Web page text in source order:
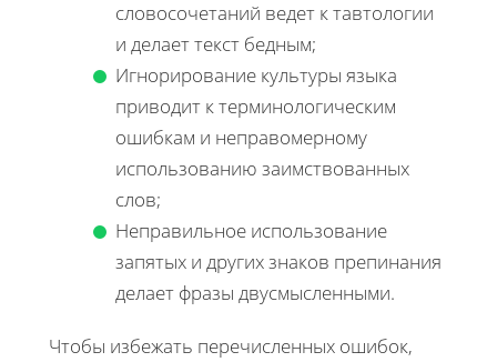
словосочетаний ведет к тавтологии
и делает текст бедным;
Игнорирование культуры языка
приводит к терминологическим
ошибкам и неправомерному
использованию заимствованных
слов;
Неправильное использование
запятых и других знаков препинания
делает фразы двусмысленными.
Чтобы избежать перечисленных ошибок,